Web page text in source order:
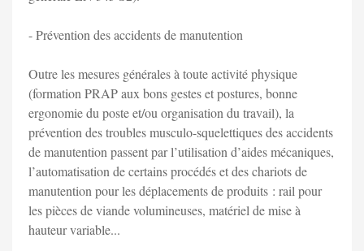
- Prévention des accidents de manutention
Outre les mesures générales à toute activité physique
(formation PRAP aux bons gestes et postures, bonne
ergonomie du poste et/ou organisation du travail), la
prévention des troubles musculo-squelettiques des accidents
de manutention passent par l’utilisation d’aides mécaniques,
l’automatisation de certains procédés et des chariots de
manutention pour les déplacements de produits : rail pour
les pièces de viande volumineuses, matériel de mise à
hauteur variable...